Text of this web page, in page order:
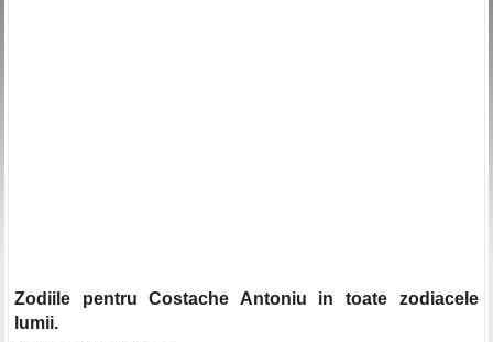
Zodiile pentru Costache Antoniu in toate zodiacele
lumii.